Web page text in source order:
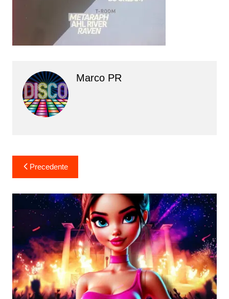
Marco PR
Navigazione
articoli
Precedente